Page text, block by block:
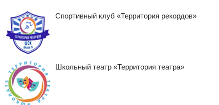
Спортивный клуб «Территория рекордов»
Школьный театр «Территория театра»